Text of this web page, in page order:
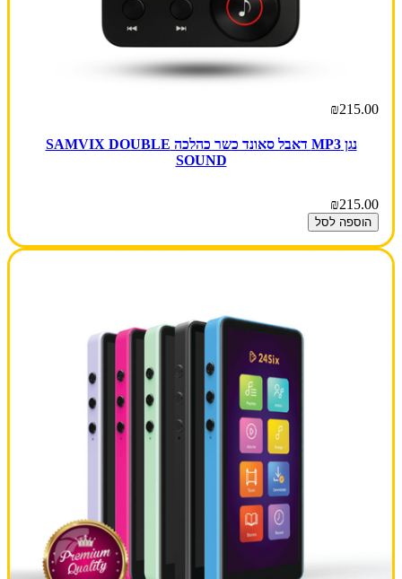
₪215.00
נגן MP3 דאבל סאונד כשר כהלכה SAMVIX DOUBLE
SOUND
₪215.00
הוספה לסל